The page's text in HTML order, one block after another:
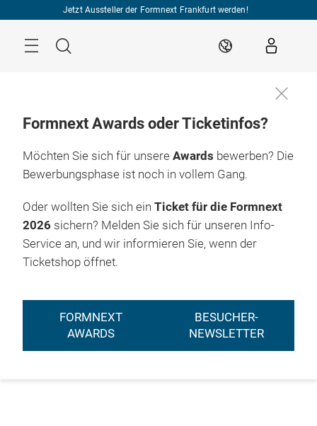
Jetzt Aussteller der Formnext Frankfurt werden!
Suche DE
Formnext Awards oder Ticketinfos?
Möchten Sie sich für unsere Awards bewerben? Die
Bewerbungsphase ist noch in vollem Gang.
Oder wollten Sie sich ein Ticket für die Formnext
2026 sichern? Melden Sie sich für unseren Info-
Service an, und wir informieren Sie, wenn der
Ticketshop öffnet.
FORMNEXT
AWARDS
BESUCHER-
NEWSLETTER